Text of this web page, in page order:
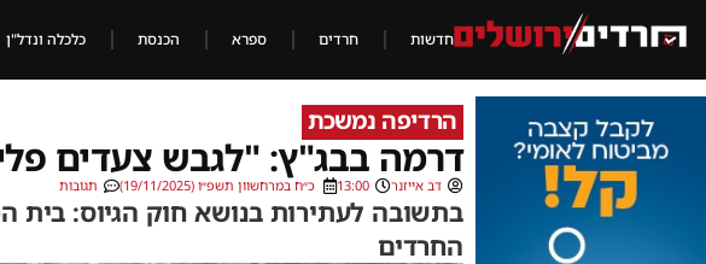
חדשות חרדים ספרא הכנסת כלכלה ונדל"ן
הרדיפה נמשכת
דרמה בבג"ץ: "לגבש צעדים
דב אייזנר 13:00 כ״ח במרחשוון תשפ״ו (19/11/2025) תגובות
בתשובה לעתירות בנושא חוק הגיוס: בית
החרדים